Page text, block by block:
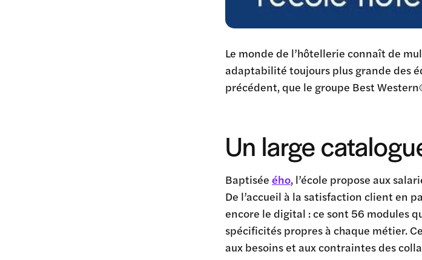
Le monde de l’hôtellerie connaît de
adaptabilité toujours plus grande des
précédent, que le groupe Best
Un large
Baptisée ého, l’école propose aux
De l’accueil à la satisfaction client en
encore le digital : ce sont 56 modules
spécificités propres à chaque métier.
aux besoins et aux contraintes des